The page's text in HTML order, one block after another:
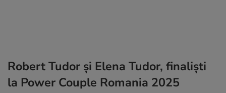
Robert Tudor și Elena Tudor, finaliști
la Power Couple Romania 2025